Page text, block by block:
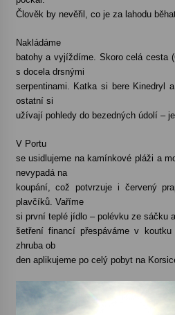
Člověk by nevěřil, co je za lahodu
Nakládáme
batohy a vyjíždíme. Skoro celá cesta
s docela drsnými
serpentinami. Katka si bere Kinedryl
ostatní si
užívají pohledy do bezedných údolí –
V Portu
se usidlujeme na kamínkové pláži a
nevypadá na
koupání, což potvrzuje i červený
plavčíků. Vaříme
si první teplé jídlo – polévku ze sáčku
šetření financí přespáváme v
zhruba ob
den aplikujeme po celý pobyt na